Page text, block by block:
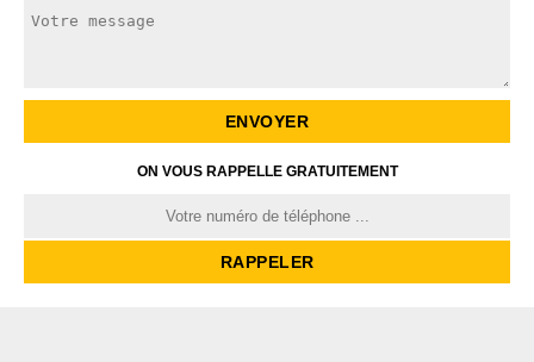
ON VOUS RAPPELLE GRATUITEMENT